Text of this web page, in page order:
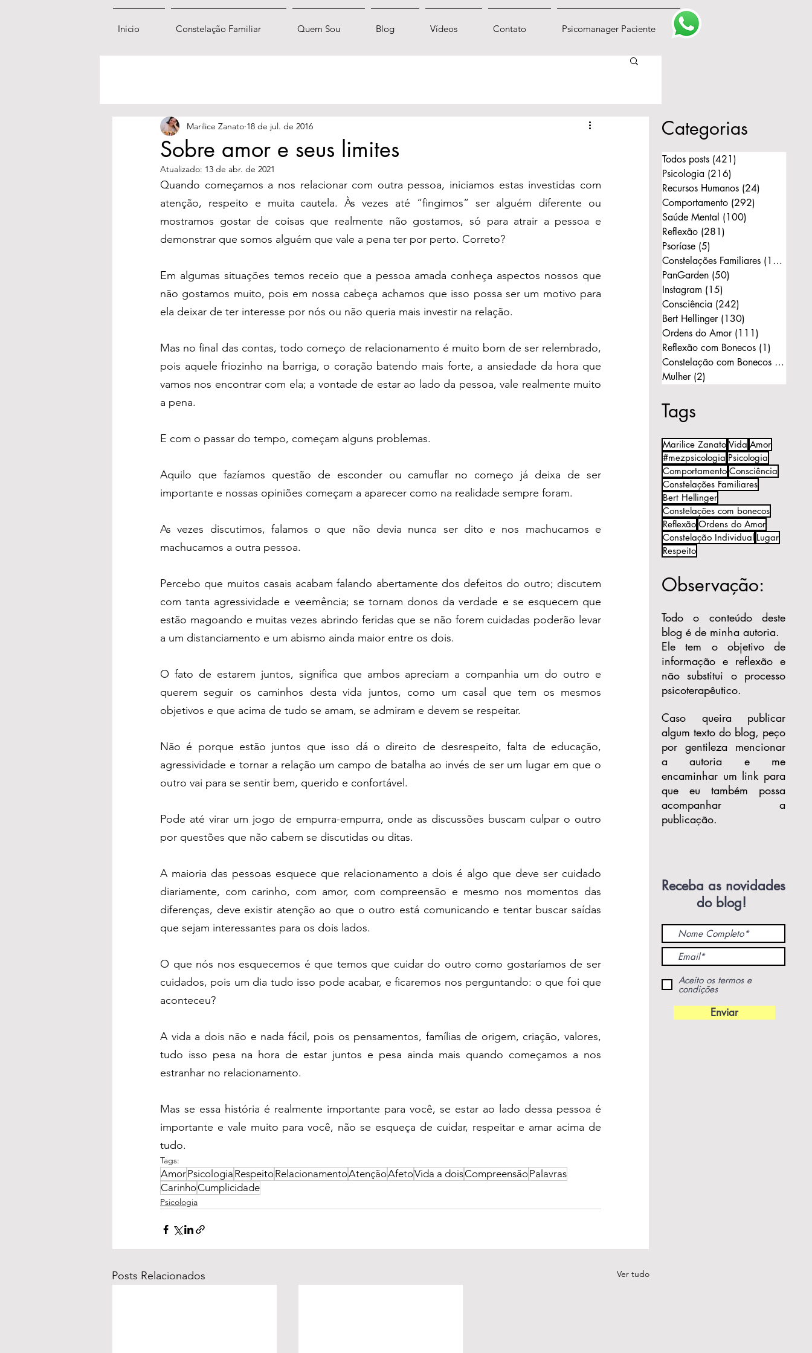
Inicio Constelação Familiar Quem Sou Blog Vídeos Contato Psicomanager Paciente
Sobre amor e seus limites
Marilice Zanato 18 de jul. de 2016
Atualizado: 13 de abr. de 2021
Quando começamos a nos relacionar com outra pessoa, iniciamos estas investidas com
atenção, respeito e muita cautela. Às vezes até “fingimos” ser alguém diferente ou
mostramos gostar de coisas que realmente não gostamos, só para atrair a pessoa e
demonstrar que somos alguém que vale a pena ter por perto. Correto?
Em algumas situações temos receio que a pessoa amada conheça aspectos nossos que
não gostamos muito, pois em nossa cabeça achamos que isso possa ser um motivo para
ela deixar de ter interesse por nós ou não queria mais investir na relação.
Mas no final das contas, todo começo de relacionamento é muito bom de ser relembrado,
pois aquele friozinho na barriga, o coração batendo mais forte, a ansiedade da hora que
vamos nos encontrar com ela; a vontade de estar ao lado da pessoa, vale realmente muito
a pena.
E com o passar do tempo, começam alguns problemas.
Aquilo que fazíamos questão de esconder ou camuflar no começo já deixa de ser
importante e nossas opiniões começam a aparecer como na realidade sempre foram.
As vezes discutimos, falamos o que não devia nunca ser dito e nos machucamos e
machucamos a outra pessoa.
Percebo que muitos casais acabam falando abertamente dos defeitos do outro; discutem
com tanta agressividade e veemência; se tornam donos da verdade e se esquecem que
estão magoando e muitas vezes abrindo feridas que se não forem cuidadas poderão levar
a um distanciamento e um abismo ainda maior entre os dois.
O fato de estarem juntos, significa que ambos apreciam a companhia um do outro e
querem seguir os caminhos desta vida juntos, como um casal que tem os mesmos
objetivos e que acima de tudo se amam, se admiram e devem se respeitar.
Não é porque estão juntos que isso dá o direito de desrespeito, falta de educação,
agressividade e tornar a relação um campo de batalha ao invés de ser um lugar em que o
outro vai para se sentir bem, querido e confortável.
Pode até virar um jogo de empurra-empurra, onde as discussões buscam culpar o outro
por questões que não cabem se discutidas ou ditas.
A maioria das pessoas esquece que relacionamento a dois é algo que deve ser cuidado
diariamente, com carinho, com amor, com compreensão e mesmo nos momentos das
diferenças, deve existir atenção ao que o outro está comunicando e tentar buscar saídas
que sejam interessantes para os dois lados.
O que nós nos esquecemos é que temos que cuidar do outro como gostaríamos de ser
cuidados, pois um dia tudo isso pode acabar, e ficaremos nos perguntando: o que foi que
aconteceu?
A vida a dois não e nada fácil, pois os pensamentos, famílias de origem, criação, valores,
tudo isso pesa na hora de estar juntos e pesa ainda mais quando começamos a nos
estranhar no relacionamento.
Mas se essa história é realmente importante para você, se estar ao lado dessa pessoa é
importante e vale muito para você, não se esqueça de cuidar, respeitar e amar acima de
tudo.
Tags:
AmorPsicologia RespeitoRelacionamentoAtençãoAfetoVida a doisCompreensãoPalavras
CarinhoCumplicidade
Psicologia
Posts Relacionados Ver tudo
Categorias
Todos posts (421)
Psicologia (216)
Recursos Humanos (24)
Comportamento (292)
Saúde Mental (100)
Reflexão (281)
Psoríase (5)
Constelações Familiares (168)
PanGarden (50)
Instagram (15)
Consciência (242)
Bert Hellinger (130)
Ordens do Amor (111)
Reflexão com Bonecos (1)
Constelação com Bonecos (11)
Mulher (2)
Tags
Marilice Zanato Vida Amor
#mezpsicologia Psicologia
Comportamento Consciência
Constelações Familiares
Bert Hellinger
Constelações com bonecos
Reflexão Ordens do Amor
Constelação Individual Lugar
Respeito
Observação:
Todo o conteúdo deste
blog é de minha autoria.
Ele tem o objetivo de
informação e reflexão e
não substitui o processo
psicoterapêutico.
Caso queira publicar
algum texto do blog, peço
por gentileza mencionar
a autoria e me
encaminhar um link para
que eu também possa
acompanhar a
publicação.
Receba as novidades
do blog!
Aceito os termos e
condições
Enviar